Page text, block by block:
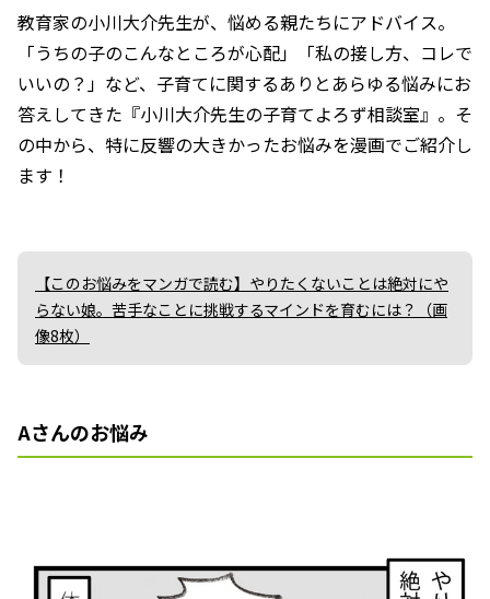
教育家の小川大介先生が、悩める親たちにアドバイス。
「うちの子のこんなところが心配」「私の接し方、コレで
いいの？」など、子育てに関するありとあらゆる悩みにお
答えしてきた『小川大介先生の子育てよろず相談室』。そ
の中から、特に反響の大きかったお悩みを漫画でご紹介し
ます！
【このお悩みをマンガで読む】やりたくないことは絶対にや
らない娘。苦手なことに挑戦するマインドを育むには？（画
像8枚）
Aさんのお悩み